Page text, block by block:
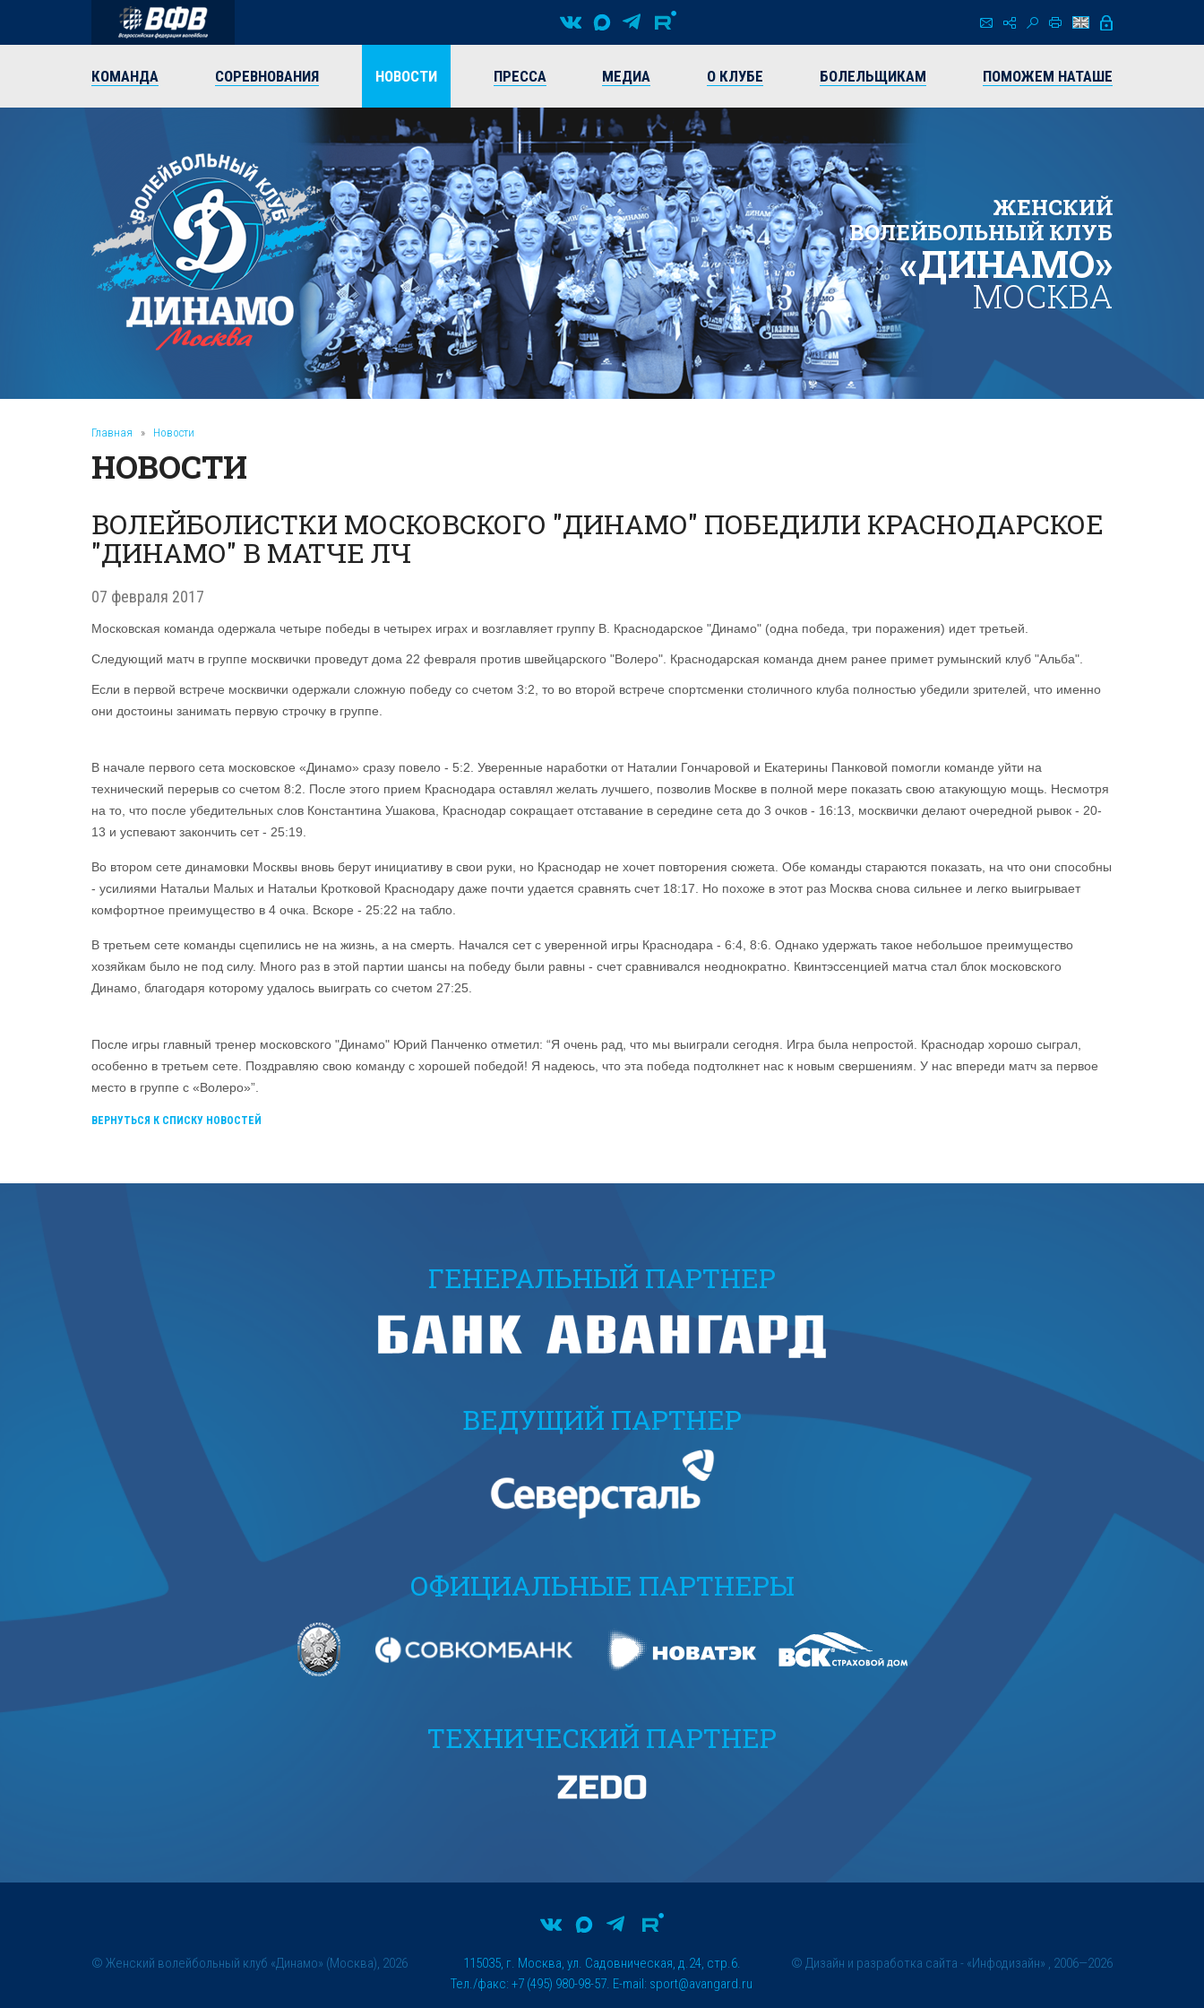
КОМАНДА СОРЕВНОВАНИЯ НОВОСТИ ПРЕССА МЕДИА О КЛУБЕ БОЛЕЛЬЩИКАМ ПОМОЖЕМ НАТАШЕ
ЖЕНСКИЙ
ВОЛЕЙБОЛЬНЫЙ КЛУБ
«ДИНАМО»
МОСКВА
Главная » Новости
НОВОСТИ
ВОЛЕЙБОЛИСТКИ МОСКОВСКОГО "ДИНАМО" ПОБЕДИЛИ КРАСНОДАРСКОЕ
"ДИНАМО" В МАТЧЕ ЛЧ
07 февраля 2017
Московская команда одержала четыре победы в четырех играх и возглавляет группу В. Краснодарское "Динамо" (одна победа, три поражения) идет третьей.
Следующий матч в группе москвички проведут дома 22 февраля против швейцарского "Волеро". Краснодарская команда днем ранее примет румынский клуб "Альба".
Если в первой встрече москвички одержали сложную победу со счетом 3:2, то во второй встрече спортсменки столичного клуба полностью убедили зрителей, что именно
они достоины занимать первую строчку в группе.
В начале первого сета московское «Динамо» сразу повело - 5:2. Уверенные наработки от Наталии Гончаровой и Екатерины Панковой помогли команде уйти на
технический перерыв со счетом 8:2. После этого прием Краснодара оставлял желать лучшего, позволив Москве в полной мере показать свою атакующую мощь. Несмотря
на то, что после убедительных слов Константина Ушакова, Краснодар сокращает отставание в середине сета до 3 очков - 16:13, москвички делают очередной рывок - 20-
13 и успевают закончить сет - 25:19.
Во втором сете динамовки Москвы вновь берут инициативу в свои руки, но Краснодар не хочет повторения сюжета. Обе команды стараются показать, на что они способны
- усилиями Натальи Малых и Натальи Кротковой Краснодару даже почти удается сравнять счет 18:17. Но похоже в этот раз Москва снова сильнее и легко выигрывает
комфортное преимущество в 4 очка. Вскоре - 25:22 на табло.
В третьем сете команды сцепились не на жизнь, а на смерть. Начался сет с уверенной игры Краснодара - 6:4, 8:6. Однако удержать такое небольшое преимущество
хозяйкам было не под силу. Много раз в этой партии шансы на победу были равны - счет сравнивался неоднократно. Квинтэссенцией матча стал блок московского
Динамо, благодаря которому удалось выиграть со счетом 27:25.
После игры главный тренер московского "Динамо" Юрий Панченко отметил: “Я очень рад, что мы выиграли сегодня. Игра была непростой. Краснодар хорошо сыграл,
особенно в третьем сете. Поздравляю свою команду с хорошей победой! Я надеюсь, что эта победа подтолкнет нас к новым свершениям. У нас впереди матч за первое
место в группе с «Волеро»”.
ВЕРНУТЬСЯ К СПИСКУ НОВОСТЕЙ
ГЕНЕРАЛЬНЫЙ ПАРТНЕР
ВЕДУЩИЙ ПАРТНЕР
ОФИЦИАЛЬНЫЕ ПАРТНЕРЫ
ТЕХНИЧЕСКИЙ ПАРТНЕР
© Женский волейбольный клуб «Динамо» (Москва), 2026
115035, г. Москва, ул. Садовническая, д.24, стр.6.
Тел./факс: +7 (495) 980-98-57. E-mail: sport@avangard.ru
© Дизайн и разработка сайта - «Инфодизайн» , 2006—2026